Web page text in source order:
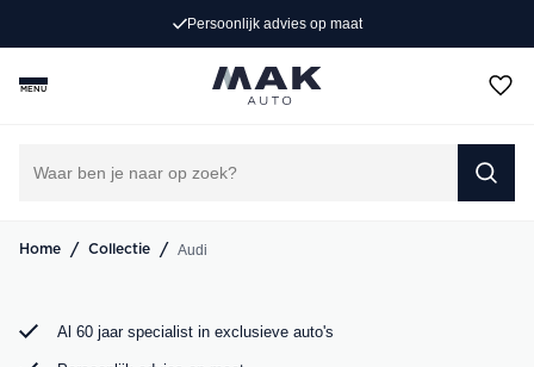
Persoonlijk advies op maat
MENU
Home / Collectie / Audi
Op zoek naar een exclusieve Audi occasion? Bij MAK
Auto vind je een zorgvuldig geselecteerd aanbod, van de
sportieve Audi A3 tot de krachtige Audi RS6. Bekijk ons
Al 60 jaar specialist in exclusieve auto's